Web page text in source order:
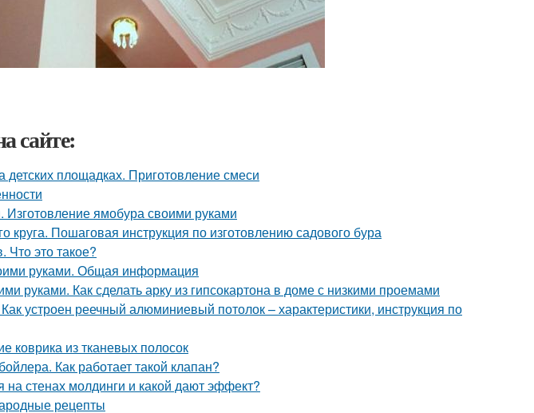
сайте:
детских площадках. Приготовление смеси
ямобура своими руками
круга. Пошаговая инструкция по изготовлению садового бура
Что это такое?
руками. Общая информация
руками. Как сделать арку из гипсокартона в доме с низкими проемами
устроен реечный алюминиевый потолок – характеристики, инструкция по
коврика из тканевых полосок
Как работает такой клапан?
на стенах молдинги и какой дают эффект?
рецепты